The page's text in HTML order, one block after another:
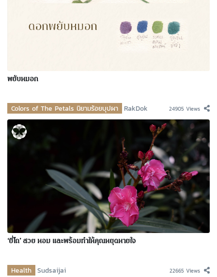
พยับหมอก
Colors of The Petals นิยามร้อยบุปผา RakDok 24905 Views
‘ยี่โถ’ สวย หอม และพร้อมทำให้คุณหยุดหายใจ
Health Sudsaijai 22665 Views